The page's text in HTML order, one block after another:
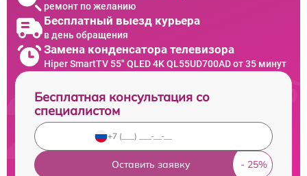
ремонт по желанию
Бесплатный выезд курьера
в день обращения
Замена конденсатора телевизора
Hiper SmartTV 55" QLED 4K QL55UD700AD от 35 минут
Бесплатная консультация со
специалистом
Оставить заявку